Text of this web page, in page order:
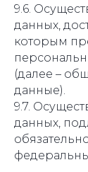
9.6.
данных,
которым
(далее –
данные).
9.7.
данных,